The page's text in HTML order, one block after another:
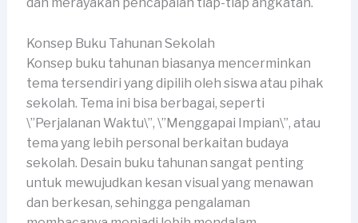
Konsep Buku Tahunan Sekolah
Konsep buku tahunan biasanya mencerminkan
tema tersendiri yang dipilih oleh siswa atau pihak
sekolah. Tema ini bisa berbagai, seperti
\”Perjalanan Waktu\”, \”Menggapai Impian\”, atau
tema yang lebih personal berkaitan budaya
sekolah. Desain buku tahunan sangat penting
untuk mewujudkan kesan visual yang menawan
dan berkesan, sehingga pengalaman